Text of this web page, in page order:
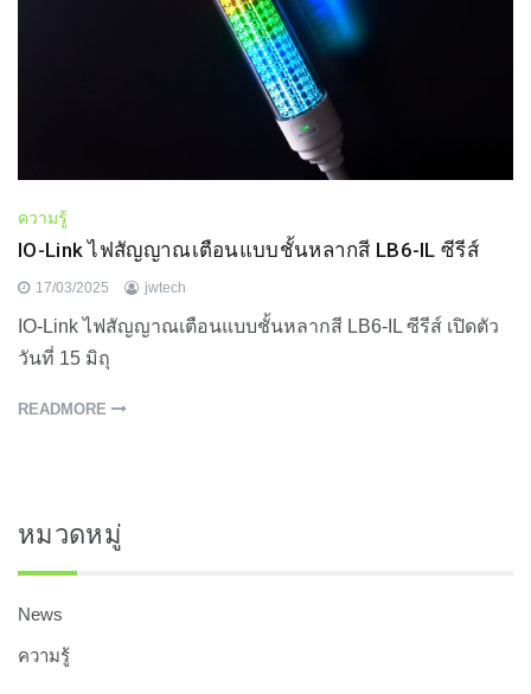
ความรู้
IO-Link ไฟสัญญาณเตือนแบบชั้นหลากสี LB6-IL ซีรีส์
17/03/2025 jwtech
IO-Link ไฟสัญญาณเตือนแบบชั้นหลากสี LB6-IL ซีรีส์ เปิดตัว
วันที่ 15 มิถุ
READMORE
หมวดหมู่
News
ความรู้